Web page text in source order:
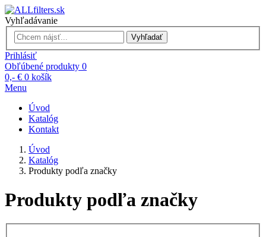
Vyhľadávanie
Vyhľadať
Prihlásiť
Obľúbené produkty 0
0,- € 0 košík
Menu
Úvod
Katalóg
Kontakt
Úvod
Katalóg
Produkty podľa značky
Produkty podľa značky